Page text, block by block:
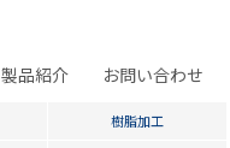
製品紹介 お問い合わせ
樹脂加工